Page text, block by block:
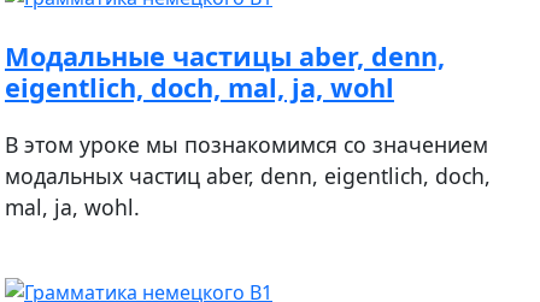
Модальные частицы aber, denn,
eigentlich, doch, mal, ja, wohl
В этом уроке мы познакомимся со значением
модальных частиц aber, denn, eigentlich, doch,
mal, ja, wohl.